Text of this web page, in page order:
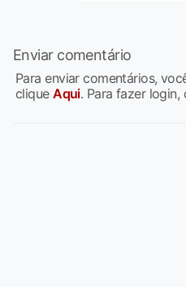
Enviar comentário
Para enviar comentários,
cliqueAqui. Para fazer login,